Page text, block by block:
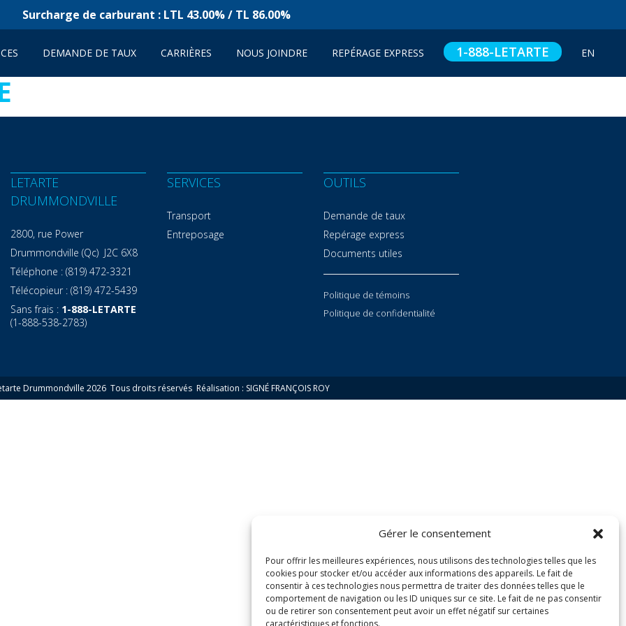
Gérer le consentement
Pour offrir les meilleures expériences, nous utilisons des technologies telles que les
cookies pour stocker et/ou accéder aux informations des appareils. Le fait de
consentir à ces technologies nous permettra de traiter des données telles que le
comportement de navigation ou les ID uniques sur ce site. Le fait de ne pas consentir
ou de retirer son consentement peut avoir un effet négatif sur certaines
caractéristiques et fonctions.
Surcharge de carburant : LTL 43.00% / TL 86.00%
DEMANDE DE TAUX CARRIÈRES NOUS JOINDRE REPÉRAGE EXPRESS 1-888-LETARTE EN
LETARTE
DRUMMONDVILLE
2800, rue Power
Drummondville (Qc) J2C 6X8
Téléphone : (819) 472-3321
Télécopieur : (819) 472-5439
Sans frais : 1-888-LETARTE
(1-888-538-2783)
SERVICES
Transport
Entreposage
OUTILS
Demande de taux
Repérage express
Documents utiles
Politique de témoins
Politique de confidentialité
Drummondville 2026 Tous droits réservés Réalisation : SIGNÉ FRANÇOIS ROY